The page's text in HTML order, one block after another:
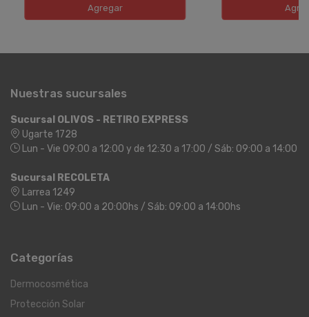
Agregar
Nuestras sucursales
Sucursal OLIVOS - RETIRO EXPRESS
Ugarte 1728
Lun - Vie 09:00 a 12:00 y de 12:30 a 17:00 / Sáb: 09:00 a 14:00
Sucursal RECOLETA
Larrea 1249
Lun - Vie: 09:00 a 20:00hs / Sáb: 09:00 a 14:00hs
Categorías
Dermocosmética
Protección Solar